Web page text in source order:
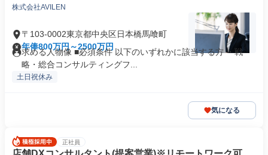
株式会社AVILEN
〒103-0002東京都中央区日本橋馬喰町
年俸800万円～2500万円
求める人物像 ■必須条件 以下のいずれかに該当する方 ・戦
略・総合コンサルティングフ...
土日祝休み
気になる
正社員